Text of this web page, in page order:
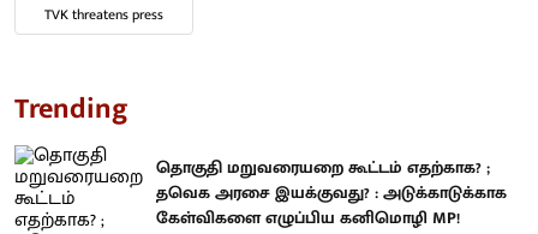
TVK threatens press
Trending
தொகுதி மறுவரையறை கூட்டம் எதற்காக? ;
தவெக அரசை இயக்குவது? : அடுக்காடுக்காக
கேள்விகளை எழுப்பிய கனிமொழி MP!